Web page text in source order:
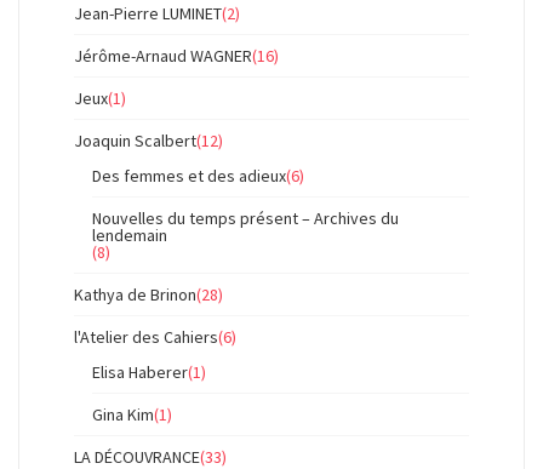
Jean-Pierre LUMINET(2)
Jérôme-Arnaud WAGNER(16)
Jeux(1)
Joaquin Scalbert(12)
Des femmes et des adieux(6)
Nouvelles du temps présent – Archives du
lendemain
(8)
Kathya de Brinon(28)
l'Atelier des Cahiers(6)
Elisa Haberer(1)
Gina Kim(1)
LA DÉCOUVRANCE(33)